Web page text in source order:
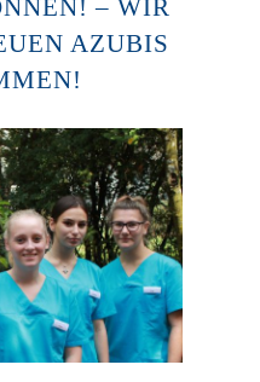
– WIR
AZUBIS H